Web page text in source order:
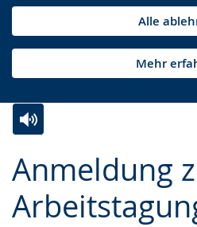
Alle
Mehr
Anmeldung
Leichten
Sprache
wechseln.
Audio-
Unterstützung.
Video
in
Deutscher